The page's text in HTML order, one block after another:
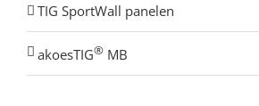
TIG SportWall panelen
akoesTIG® MB